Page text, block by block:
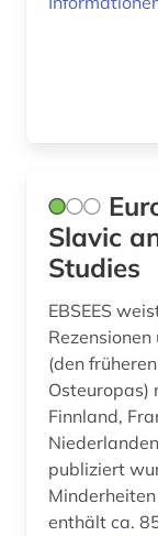
Slavic
Studies
EBSEES
(den
Osteuropas)
Finnland,
publiziert
enthält ca.